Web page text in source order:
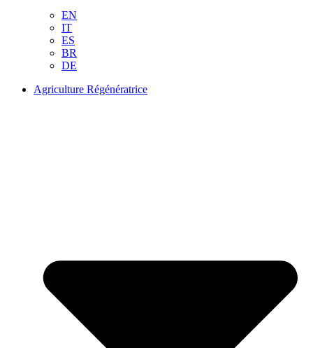
EN
IT
ES
BR
DE
Agriculture Régénératrice